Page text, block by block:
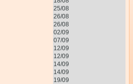
25/08
26/08
26/08
02/09
07/09
12/09
12/09
14/09
14/09
19/09